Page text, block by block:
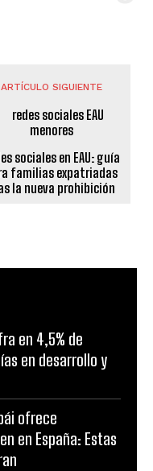
ARTÍCULO SIGUIENTE
sociales en EAU: guía
familias expatriadas
la nueva prohibición
en 4,5% de
en desarrollo y
ofrece
en España: Estas